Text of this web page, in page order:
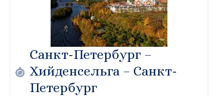
Санкт-Петербург –
Хийденсельга – Санкт-
Петербург